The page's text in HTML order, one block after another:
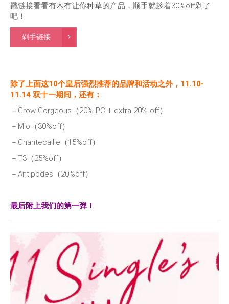
戳链接看看有木有让你种草的产品，顺手就趁着30%off剁了
吧！
剁手链接
除了上面这10个皇后强烈推荐的品牌和活动之外，11.10-
11.14 双十一期间，还有：
－Grow Gorgeous（20% PC + extra 20% off）
－Mio（30%off）
－Chantecaille（15%off）
－T3（25%off）
－Antipodes（20%off）
最后附上我们的第一弹！